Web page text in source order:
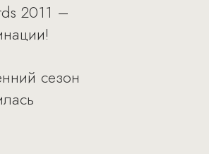
2011 –
сезон